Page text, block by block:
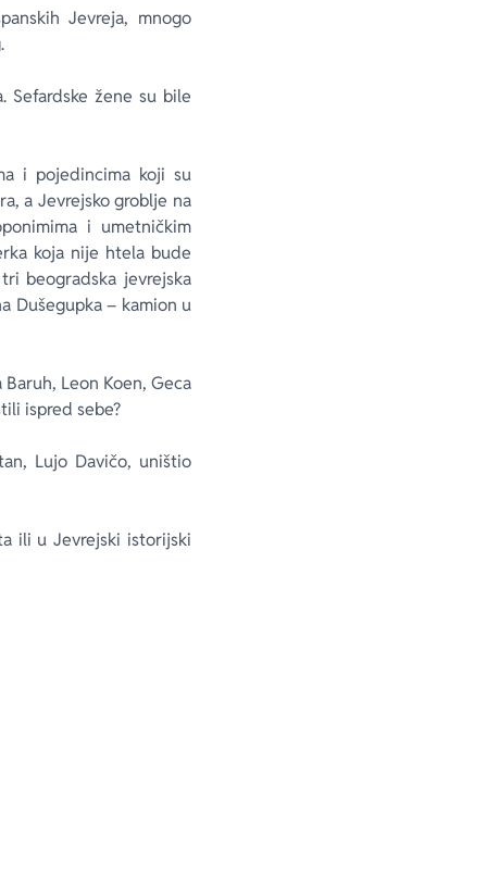
Jevreja, mnogo
Sefardske žene su bile
i pojedincima koji su
a Jevrejsko groblje na
i umetničkim
koja nije htela bude
beogradska jevrejska
Dušegupka – kamion u
Leon Koen, Geca
ispred sebe?
Lujo Davičo, uništio
ili u Jevrejski istorijski